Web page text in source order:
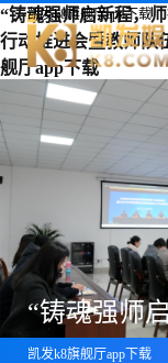
“铸魂强师启新程，
行动推进会暨教师队
舰厅app下载
凯发k8旗舰厅app下载
凯发k8旗舰厅app下载